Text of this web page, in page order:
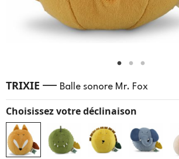
TRIXIE — Balle sonore Mr. Fox
Choisissez votre déclinaison